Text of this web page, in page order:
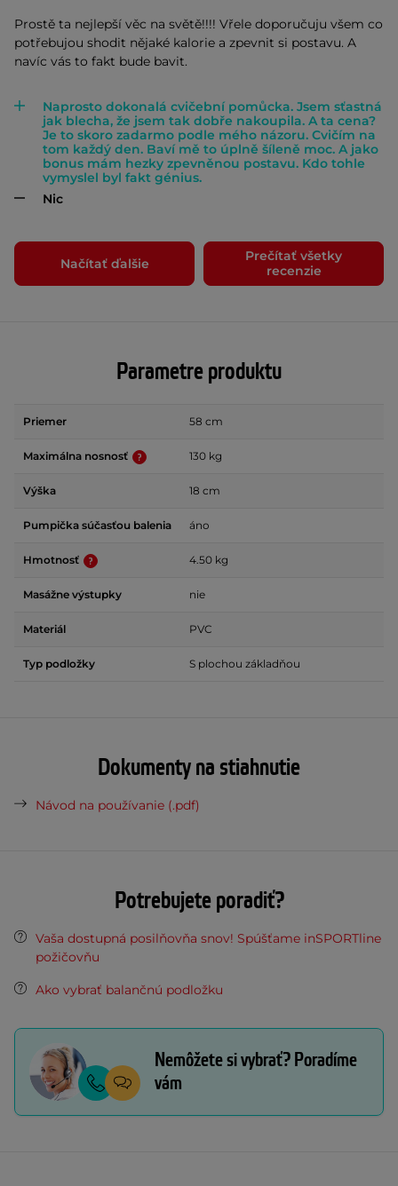
Prostě ta nejlepší věc na světě!!!! Vřele doporučuju všem co
potřebujou shodit nějaké kalorie a zpevnit si postavu. A
navíc vás to fakt bude bavit.
Naprosto dokonalá cvičební pomůcka. Jsem sťastná
jak blecha, že jsem tak dobře nakoupila. A ta cena?
Je to skoro zadarmo podle mého názoru. Cvičím na
tom každý den. Baví mě to úplně šíleně moc. A jako
bonus mám hezky zpevněnou postavu. Kdo tohle
vymyslel byl fakt génius.
Nic
Načítať ďalšie
Prečítať všetky
recenzie
Parametre produktu
Priemer 58 cm
Maximálna nosnosť 130 kg
Výška 18 cm
Pumpička súčasťou balenia áno
Hmotnosť 4.50 kg
Masážne výstupky nie
Materiál PVC
Typ podložky S plochou základňou
Dokumenty na stiahnutie
Návod na používanie (.pdf)
Potrebujete poradiť?
Vaša dostupná posilňovňa snov! Spúšťame inSPORTline
požičovňu
Ako vybrať balančnú podložku
Nemôžete si vybrať? Poradíme
vám